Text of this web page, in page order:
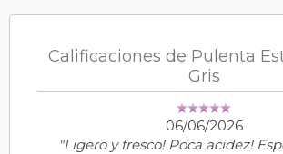
Calificaciones de Pulenta
Gris
06/06/2026
"Ligero y fresco! Poca acidez!